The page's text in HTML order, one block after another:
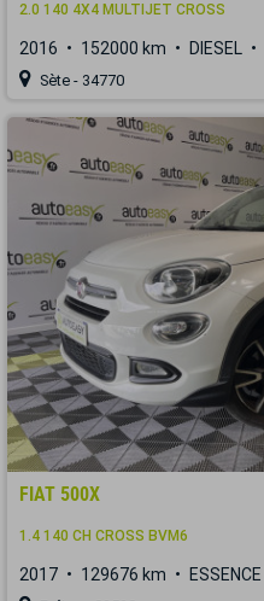
2.0 140 4X4 MULTIJET CROSS
2016 152000 km DIESEL
Sète - 34770
FIAT 500X
1.4 140 CH CROSS BVM6
2017 129676 km ESSENCE